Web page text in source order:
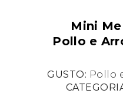
Mini
Pollo e
GUSTO: Pollo